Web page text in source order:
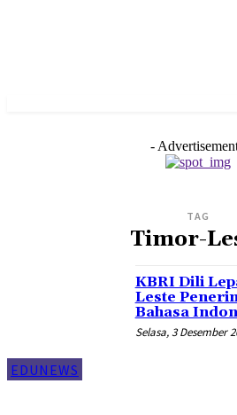
-
TAG
Timor-
EDUNEWS
KBRI Dili
Leste
Bahasa
Selasa, 3 Desember